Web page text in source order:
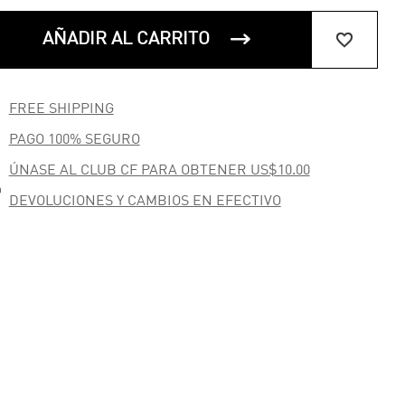
AÑADIR AL CARRITO  
FREE SHIPPING
PAGO 100% SEGURO
ÚNASE AL CLUB CF PARA OBTENER US$10.00
DEVOLUCIONES Y CAMBIOS EN EFECTIVO